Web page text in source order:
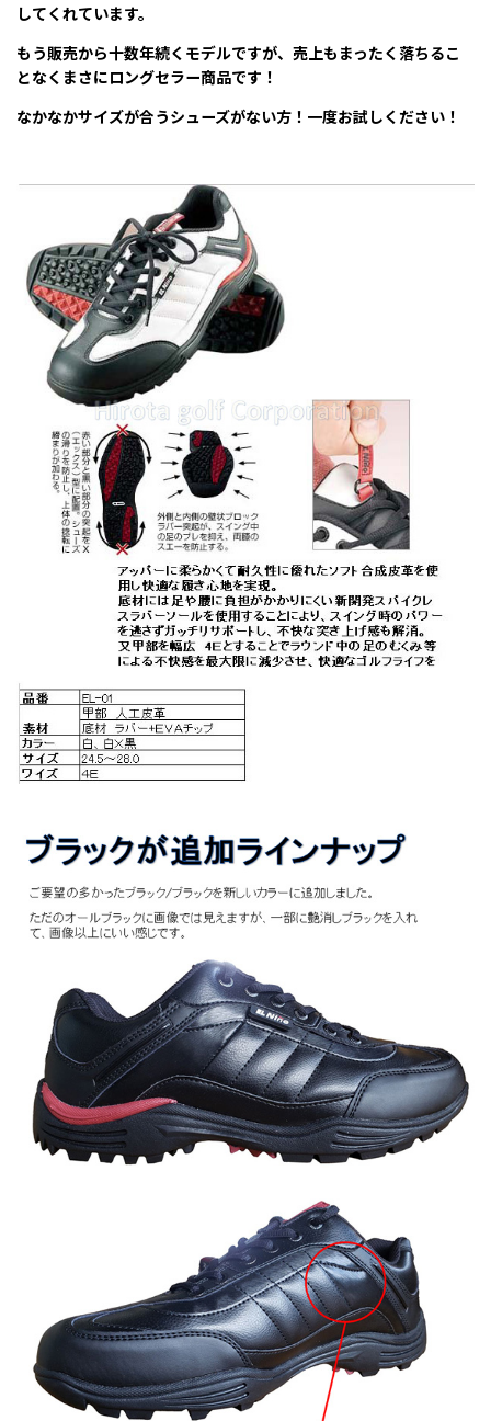
してくれています。
もう販売から十数年続くモデルですが、売上もまったく落ちるこ
となくまさにロングセラー商品です！
なかなかサイズが合うシューズがない方！一度お試しください！